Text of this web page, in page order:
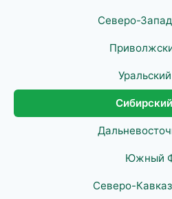
Северо-
Южный
Северо-